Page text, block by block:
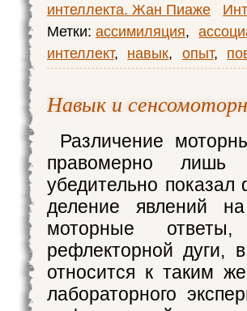
интеллекта. Жан Пиаже
Метки: ассимиляция,
интеллект, навык, опыт,
Навык и
Различение
правомерно
убедительно показал
деление явлений
моторные
рефлекторной дуги,
относится к таким
лабораторного